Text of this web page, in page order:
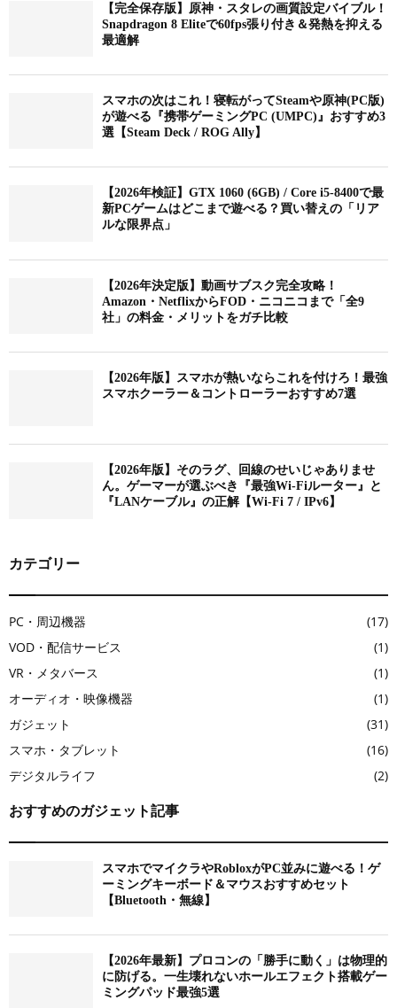
【完全保存版】原神・スタレの画質設定バイブル！
Snapdragon 8 Eliteで60fps張り付き＆発熱を抑える
最適解
スマホの次はこれ！寝転がってSteamや原神(PC版)
が遊べる『携帯ゲーミングPC (UMPC)』おすすめ3
選【Steam Deck / ROG Ally】
【2026年検証】GTX 1060 (6GB) / Core i5-8400で最
新PCゲームはどこまで遊べる？買い替えの「リア
ルな限界点」
【2026年決定版】動画サブスク完全攻略！
Amazon・NetflixからFOD・ニコニコまで「全9
社」の料金・メリットをガチ比較
【2026年版】スマホが熱いならこれを付けろ！最強
スマホクーラー＆コントローラーおすすめ7選
【2026年版】そのラグ、回線のせいじゃありませ
ん。ゲーマーが選ぶべき『最強Wi-Fiルーター』と
『LANケーブル』の正解【Wi-Fi 7 / IPv6】
カテゴリー
PC・周辺機器
(17)
VOD・配信サービス
(1)
VR・メタバース
(1)
オーディオ・映像機器
(1)
ガジェット
(31)
スマホ・タブレット
(16)
デジタルライフ
(2)
おすすめのガジェット記事
スマホでマイクラやRobloxがPC並みに遊べる！ゲ
ーミングキーボード＆マウスおすすめセット
【Bluetooth・無線】
【2026年最新】プロコンの「勝手に動く」は物理的
に防げる。一生壊れないホールエフェクト搭載ゲー
ミングパッド最強5選